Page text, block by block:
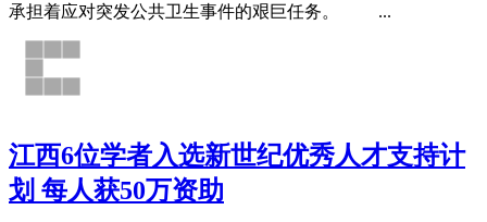
承担着应对突发公共卫生事件的艰巨任务。 ...
江西6位学者入选新世纪优秀人才支持计
划 每人获50万资助